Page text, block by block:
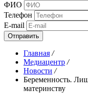
ФИО
Телефон
E-mail
Отправить
Главная /
Медиацентр /
Новости /
Беременность.
материнству